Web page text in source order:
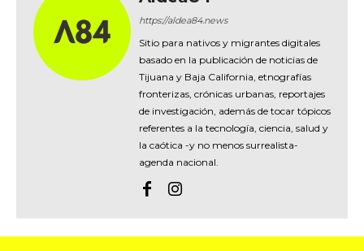
https://aldea84.news
Sitio para nativos y migrantes digitales
basado en la publicación de noticias de
Tijuana y Baja California, etnografías
fronterizas, crónicas urbanas, reportajes
de investigación, además de tocar tópicos
referentes a la tecnología, ciencia, salud y
la caótica -y no menos surrealista-
agenda nacional.